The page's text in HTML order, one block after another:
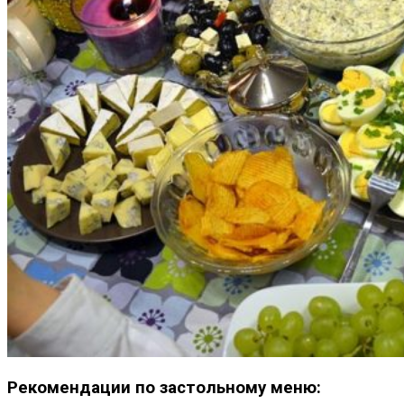
Рекомендации по застольному меню: